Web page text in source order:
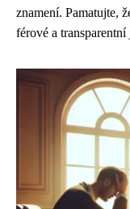
znamení. Pamatujte,
férové a transparentní